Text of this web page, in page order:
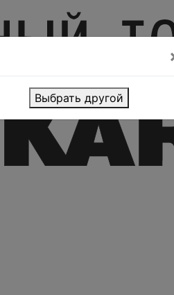
Выбрать другой